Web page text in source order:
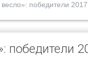
победители 2017
победители